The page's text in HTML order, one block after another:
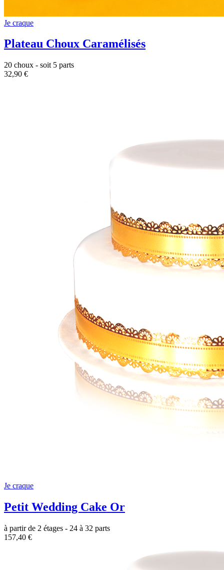
Je craque
Plateau Choux Caramélisés
20 choux - soit 5 parts
32,90 €
Je craque
Petit Wedding Cake Or
à partir de 2 étages - 24 à 32 parts
157,40 €